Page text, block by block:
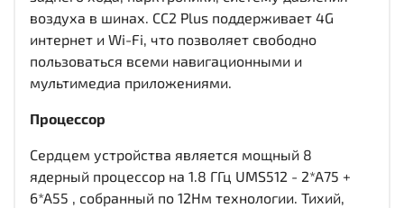
воздуха в шинах. CC2 Plus поддерживает 4G
интернет и Wi-Fi, что позволяет свободно
пользоваться всеми навигационными и
мультимедиа приложениями.
Процессор
Сердцем устройства является мощный 8
ядерный процессор на 1.8 ГГц UMS512 - 2*A75 +
6*A55 , собранный по 12Нм технологии. Тихий,